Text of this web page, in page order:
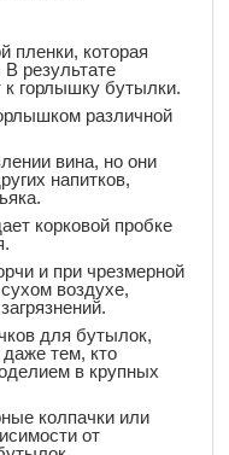
пленки, которая
результате
к горлышку бутылки.
различной
вина, но они
напитков,
корковой пробке
и при чрезмерной
воздухе,
для бутылок,
даже тем, кто
в крупных
колпачки или
от